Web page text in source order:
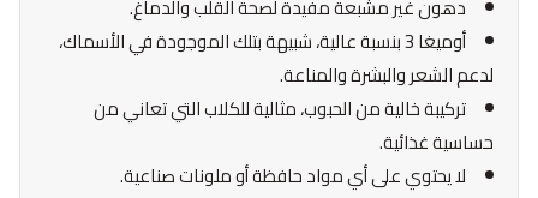
دهون غير مشبعة مفيدة لصحة القلب والدماغ.
أوميغا 3 بنسبة عالية، شبيهة بتلك الموجودة في الأسماك،
لدعم الشعر والبشرة والمناعة.
تركيبة خالية من الحبوب، مثالية للكلاب التي تعاني من
حساسية غذائية.
لا يحتوي على أي مواد حافظة أو ملونات صناعية.